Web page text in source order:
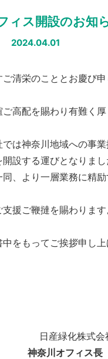
ィス開設のお知
2024.04.01
清栄のこととお慶び申
高配を賜わり有難く厚
は神奈川地域への事
設する運びとなりまし
、より一層業務に精
援ご鞭撻を賜わりま
をもってご挨拶申し上
日産緑化株式
神奈川オフィス